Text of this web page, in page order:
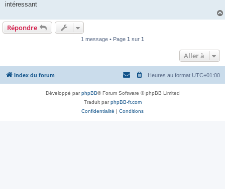
intéressant
Répondre
1 message • Page 1 sur 1
Aller à
Index du forum Heures au format UTC+01:00
Développé parphpBB® Forum Software © phpBB Limited
Traduit parphpBB-fr.com
Confidentialité | Conditions